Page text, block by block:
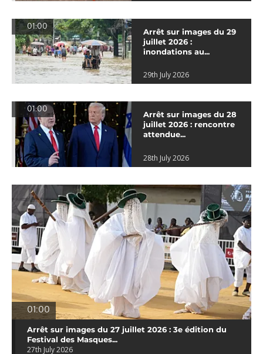
01:00
Arrêt sur images du 29
juillet 2026 :
inondations au...
29th July 2026
01:00
Arrêt sur images du 28
juillet 2026 : rencontre
attendue...
28th July 2026
01:00
Arrêt sur images du 27 juillet 2026 : 3e édition du
Festival des Masques...
27th July 2026